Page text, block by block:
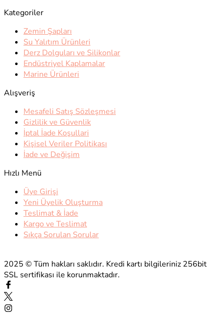
Kategoriler
Zemin Şapları
Su Yalıtım Ürünleri
Derz Dolguları ve Silikonlar
Endüstriyel Kaplamalar
Marine Ürünleri
Alışveriş
Mesafeli Satış Sözleşmesi
Gizlilik ve Güvenlik
İptal İade Koşullari
Kişisel Veriler Politikası
İade ve Değişim
Hızlı Menü
Üye Girişi
Yeni Üyelik Oluşturma
Teslimat & İade
Kargo ve Teslimat
Sıkça Sorulan Sorular
2025 © Tüm hakları saklıdır. Kredi kartı bilgileriniz 256bit
SSL sertifikası ile korunmaktadır.